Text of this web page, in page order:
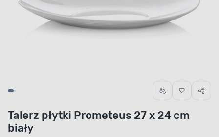
Talerz płytki Prometeus 27 x 24 cm
biały